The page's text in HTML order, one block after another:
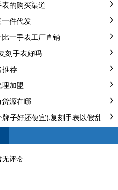
的购买渠道
一件代发
一手表工厂直销
刻手表好吗
推荐
加盟
货源在哪
子好还便宜),复刻手表以假乱
无评论